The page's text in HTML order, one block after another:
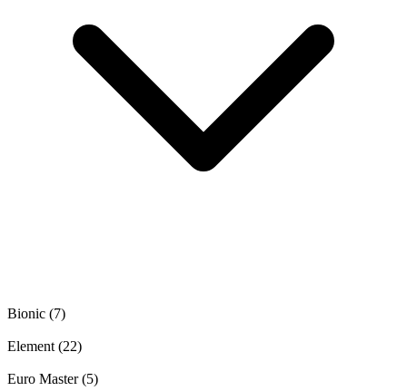
Bionic (7)
Element (22)
Euro Master(5)